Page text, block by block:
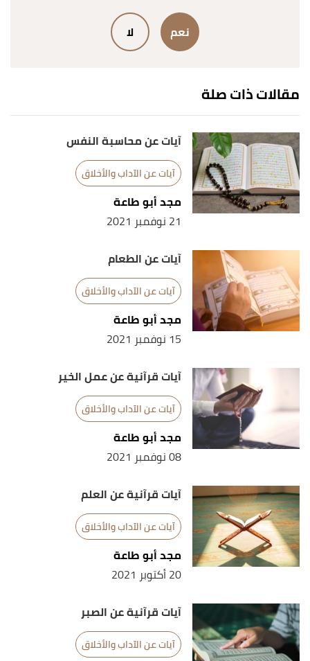
الموسوعة القرآنية، اطّلع عليه بتاريخ
نعم لا
مقالات ذات صلة
آيات عن محاسبة النفس
آيات عن الآداب والأخلاق
مجد أبو طاعة
21 نوفمبر 2021
آيات عن الطعام
آيات عن الآداب والأخلاق
مجد أبو طاعة
15 نوفمبر 2021
آيات قرآنية عن عمل الخير
آيات عن الآداب والأخلاق
مجد أبو طاعة
08 نوفمبر 2021
آيات قرآنية عن العلم
آيات عن الآداب والأخلاق
مجد أبو طاعة
20 أكتوبر 2021
آيات قرآنية عن الصبر
آيات عن الآداب والأخلاق